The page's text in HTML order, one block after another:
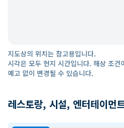
지도상의 위치는 참고용입니다.
시각은 모두 현지 시간입니다. 해상 조건
예고 없이 변경될 수 있습니다.
레스토랑, 시설, 엔터테이먼